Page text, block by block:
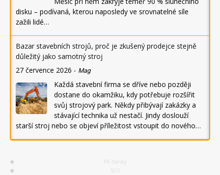
disku – podívaná, kterou naposledy ve srovnatelné síle
zažili lidé…
Bazar stavebních strojů, proč je zkušený prodejce stejně
důležitý jako samotný stroj
27 července 2026 - Mag
Každá stavební firma se dříve nebo později
dostane do okamžiku, kdy potřebuje rozšířit
svůj strojový park. Někdy přibývají zakázky a
stávající technika už nestačí. Jindy doslouží
starší stroj nebo se objeví příležitost vstoupit do nového…
PR články
SEO